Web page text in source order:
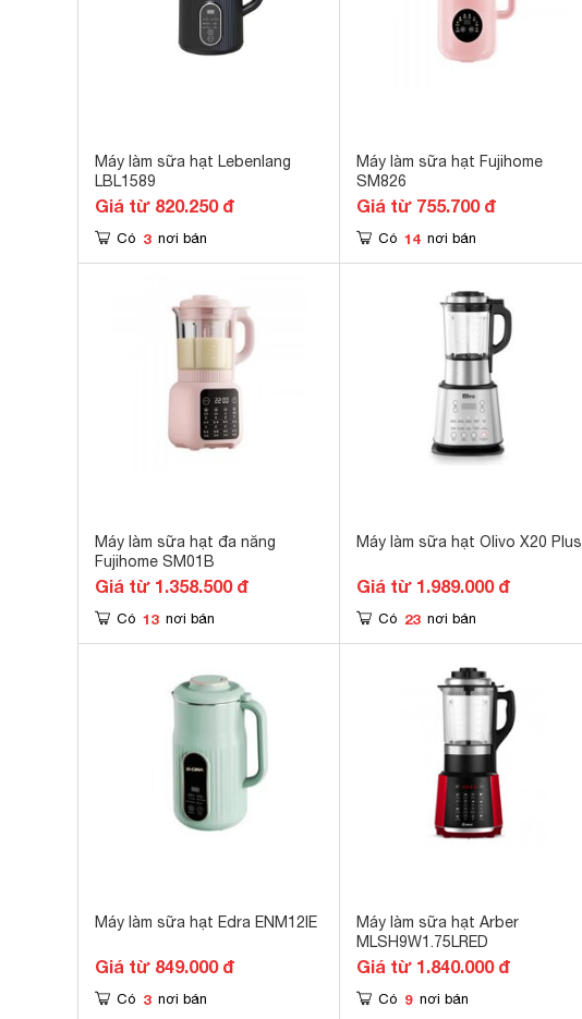
Máy làm sữa hạt Lebenlang
LBL1589
Giá từ 820.250 đ
Có 3 nơi bán
Máy làm sữa hạt Fujihome
SM826
Giá từ 755.700 đ
Có 14 nơi bán
Máy làm sữa hạt đa năng
Fujihome SM01B
Giá từ 1.358.500 đ
Có 13 nơi bán
Máy làm sữa hạt Olivo X20 Plus
Giá từ 1.989.000 đ
Có 23 nơi bán
Máy làm sữa hạt Edra ENM12IE
Giá từ 849.000 đ
Có 3 nơi bán
Máy làm sữa hạt Arber
MLSH9W1.75LRED
Giá từ 1.840.000 đ
Có 9 nơi bán